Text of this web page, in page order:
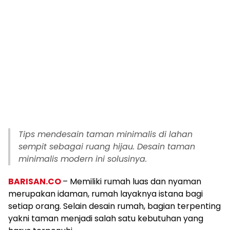
Tips mendesain taman minimalis di lahan
sempit sebagai ruang hijau. Desain taman
minimalis modern ini solusinya.
BARISAN.CO– Memiliki rumah luas dan nyaman
merupakan idaman, rumah layaknya istana bagi
setiap orang. Selain desain rumah, bagian terpenting
yakni taman menjadi salah satu kebutuhan yang